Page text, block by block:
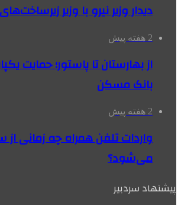
دیدار وزیر نیرو با وزیر
2 هفته پیش
از بهارستان تا پاستور؛ حمایت
بانک مسکن
2 هفته پیش
واردات تلفن همراه چه زمانی از
می‌شود؟
پیشنهاد سردبیر